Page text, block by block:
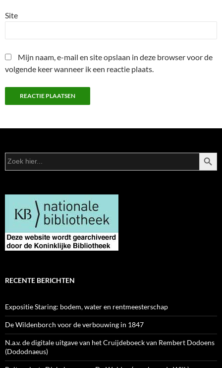
Site
Mijn naam, e-mail en site opslaan in deze browser voor de
volgende keer wanneer ik een reactie plaats.
Zoek
naar:
RECENTE BERICHTEN
Expositie Staring: bodem, water en rentmeesterschap
De Wildenborch voor de verbouwing in 1847
N.a.v. de digitale uitgave van het Cruijdeboeck van Rembert Dodoens
(Dododnaeus)